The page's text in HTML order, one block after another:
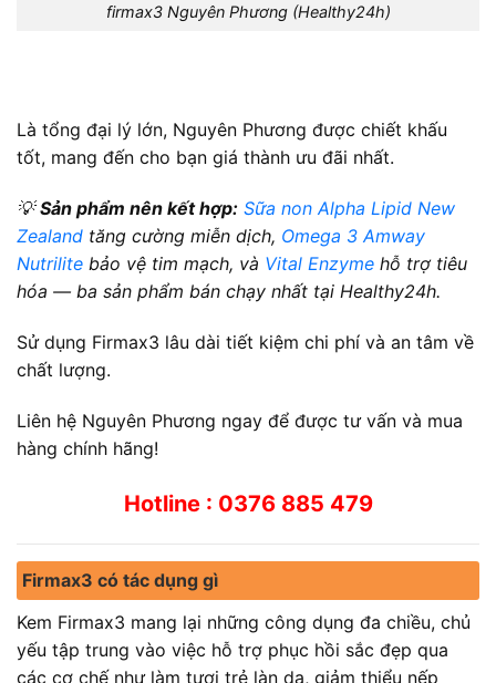
firmax3 Nguyên Phương (Healthy24h)
Là tổng đại lý lớn, Nguyên Phương được chiết khấu
tốt, mang đến cho bạn giá thành ưu đãi nhất.
💡Sản phẩm nên kết hợp: Sữa non Alpha Lipid New
Zealand tăng cường miễn dịch, Omega 3 Amway
Nutrilite bảo vệ tim mạch, và Vital Enzyme hỗ trợ tiêu
hóa — ba sản phẩm bán chạy nhất tại Healthy24h.
Sử dụng Firmax3 lâu dài tiết kiệm chi phí và an tâm về
chất lượng.
Liên hệ Nguyên Phương ngay để được tư vấn và mua
hàng chính hãng!
Hotline : 0376 885 479
Firmax3 có tác dụng gì
Kem Firmax3 mang lại những công dụng đa chiều, chủ
yếu tập trung vào việc hỗ trợ phục hồi sắc đẹp qua
các cơ chế như làm tươi trẻ làn da, giảm thiểu nếp